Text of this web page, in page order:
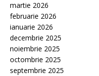
martie 2026
februarie 2026
ianuarie 2026
decembrie 2025
noiembrie 2025
octombrie 2025
septembrie 2025